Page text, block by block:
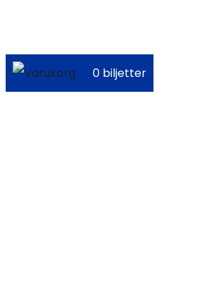
0 biljetter